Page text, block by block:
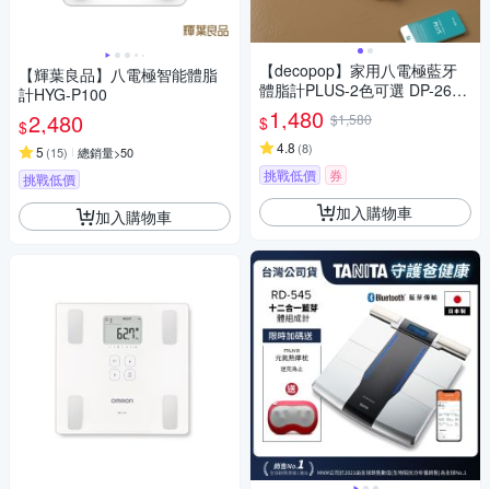
【輝葉良品】八電極智能體脂
計HYG-P100
$2,480
5 (15) 總銷量>50
挑戰低價
加入購物車
【decopop】家用八電極藍牙
體脂計PLUS-2色可選 DP-263
(體重機 體脂機 體脂肪 APP監
測 51項數據)
$1,480 $1,580
4.8 (8)
挑戰低價 券
加入購物車